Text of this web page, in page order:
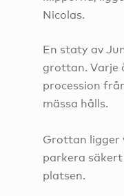
Nicolas.
En staty av
grottan. Varje
procession
mässa hålls.
Grottan ligger
parkera
platsen.